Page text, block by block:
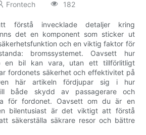
Frontech 182
förstå invecklade detaljer kring
det en komponent som sticker ut
och en viktig faktor för
bromssystemet. Oavsett hur
en bil kan vara, utan ett tillförlitligt
fordonets säkerhet och effektivitet på
här artikeln fördjupar sig i hur
både skydd av passagerare och
för fordonet. Oavsett om du är en
bilentusiast är det viktigt att förstå
säkerställa säkrare resor och bättre